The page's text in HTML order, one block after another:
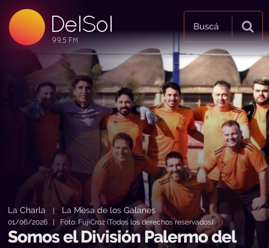
DelSol
99.5 FM
99.5 FM
99.5 FM
Buscá
La Charla La Mesa de los Galanes
01/06/2026 | Foto: FujiCroz (Todos los derechos reservados)
Somos el División Palermo del